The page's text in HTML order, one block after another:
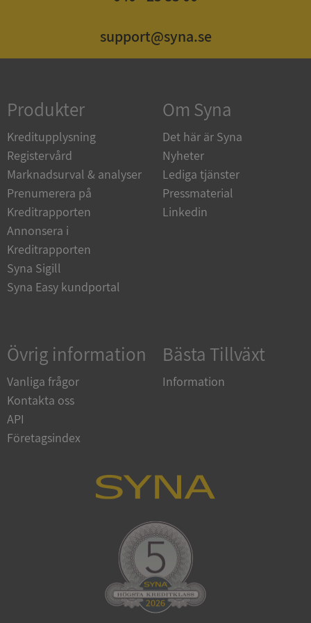
support@syna.se
Produkter
Kreditupplysning
Registervård
Marknadsurval & analyser
Prenumerera på
Kreditrapporten
Annonsera i
Kreditrapporten
Syna Sigill
Syna Easy kundportal
Om Syna
Det här är Syna
Nyheter
Lediga tjänster
Pressmaterial
Linkedin
Övrig information
Vanliga frågor
Kontakta oss
API
Företagsindex
Bästa Tillväxt
Information
kärnwebbplatsfunktioner som användarinloggning
och kontohantering. Webbplatsen kan inte
användas ordentligt utan strikt nödvändiga cookies.
Namn
Leverantör
Domän
__RequestVerificationToken
Microsoft
Corporation
de.syna.se
.youtube.com
de.syna.se
Google
Privacy Policy